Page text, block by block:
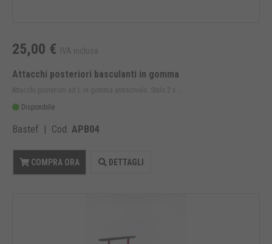
25,00 € IVA inclusa
Attacchi posteriori basculanti in gomma
Attacchi posteriori ad L in gomma antiscivolo. Stelo 2 x ...
Disponibile
Bastef | Cod. APB04
COMPRA ORA DETTAGLI